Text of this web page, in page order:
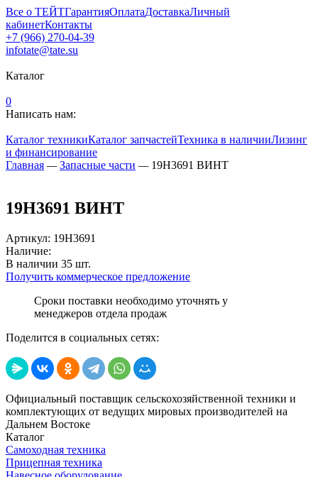
Все о ТЕЙТГарантияОплатаДоставкаЛичный
кабинетКонтакты
+7 (966) 270-04-39
infotate@tate.su
Каталог
0
Написать нам:
Каталог техникиКаталог запчастейТехника в наличииЛизинг
и финансирование
Главная — Запасные части — 19H3691 ВИНТ
19H3691 ВИНТ
Артикул: 19H3691
Наличие:
В наличии 35 шт.
Получить коммерческое предложение
Сроки поставки необходимо уточнять у
менеджеров отдела продаж
Поделится в социальных сетях:
Официальный поставщик сельскохозяйственной техники и
комплектующих от ведущих мировых производителей на
Дальнем Востоке
Каталог
Самоходная техника
Прицепная техника